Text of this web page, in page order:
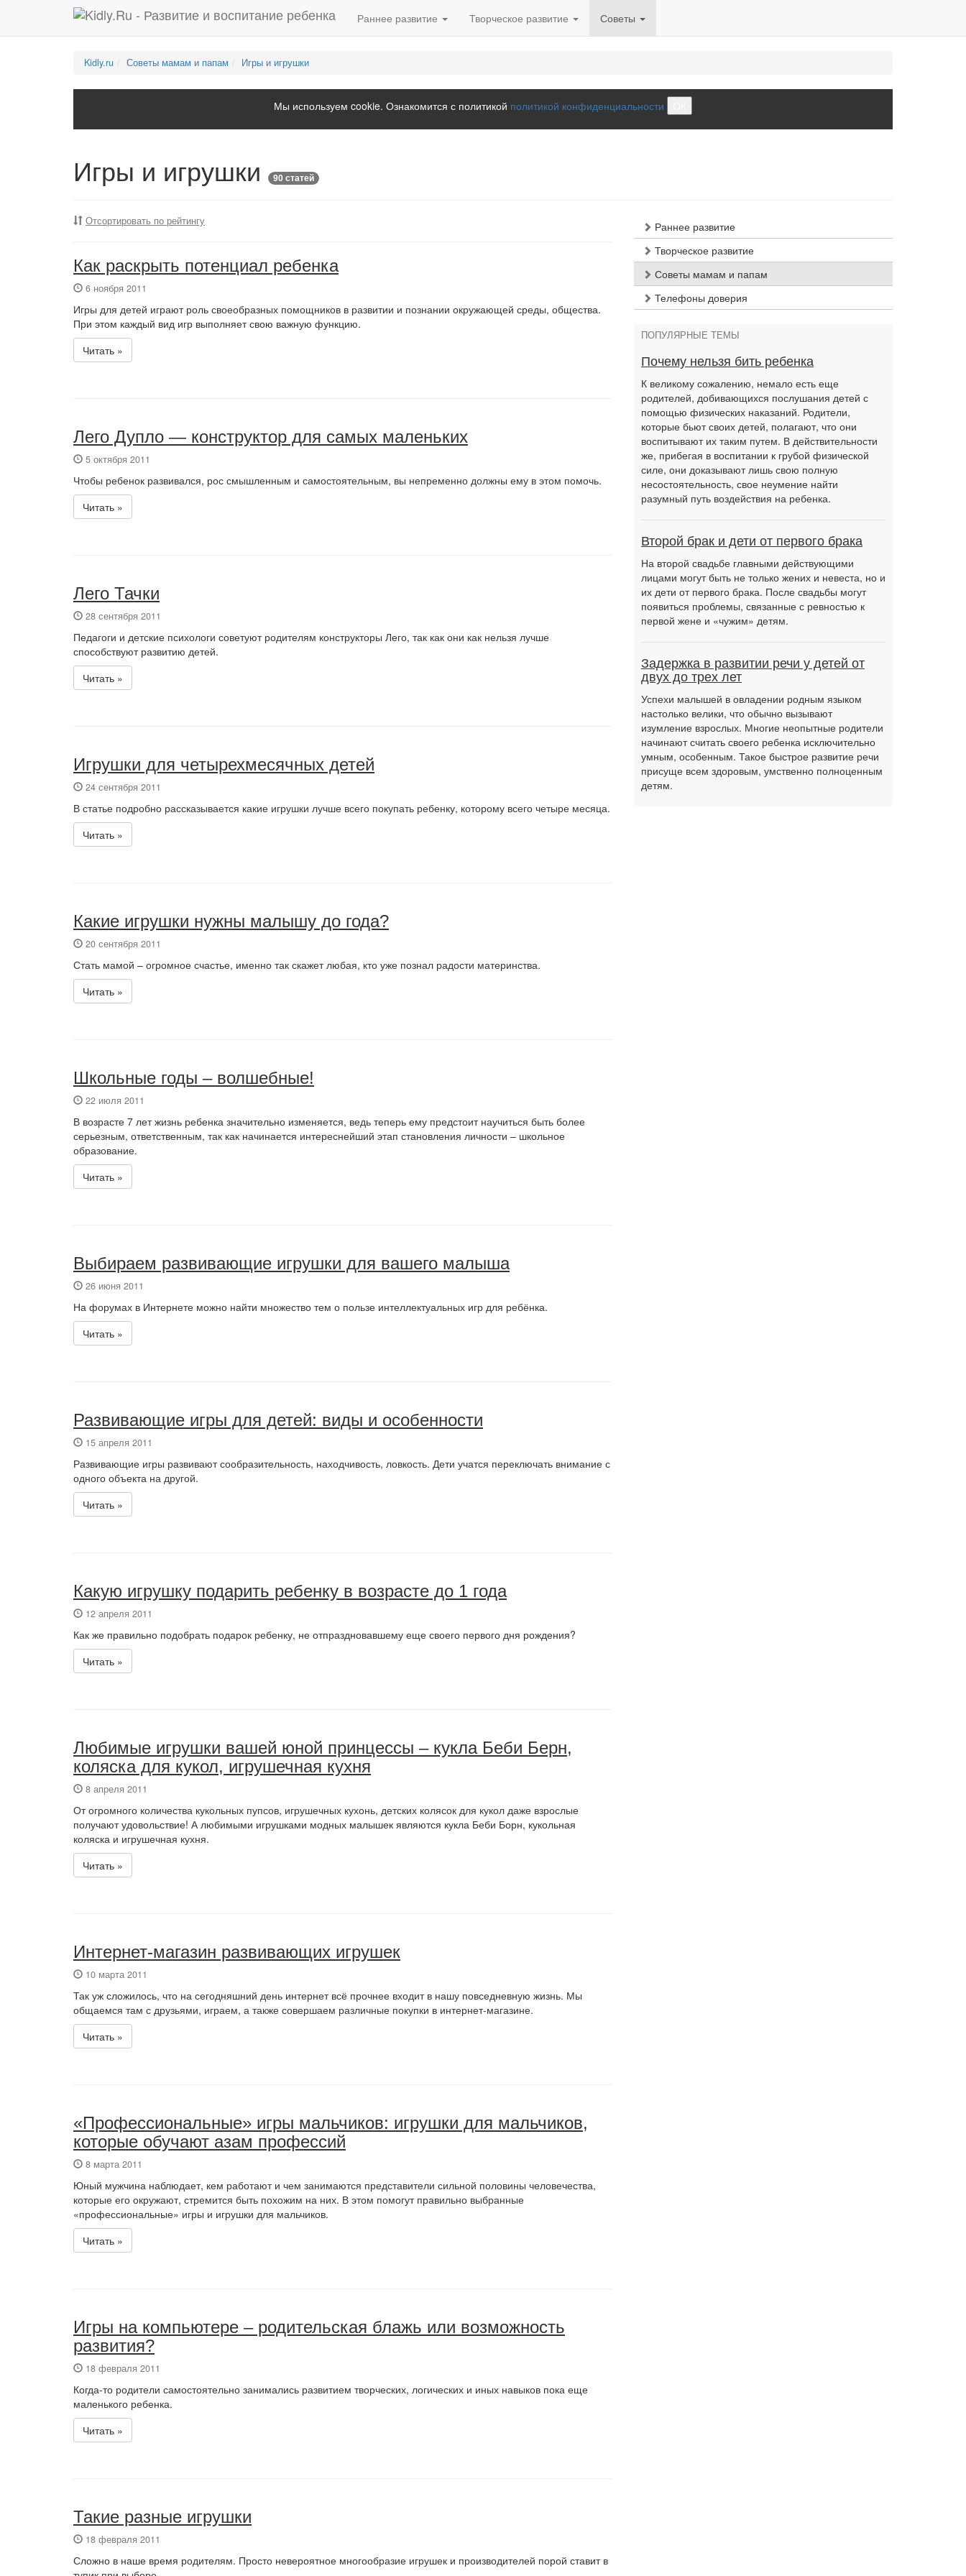
Раннее развитие Творческое развитие Советы
Kidly.ru Советы мамам и папам Игры и игрушки
Мы используем cookie. Ознакомится с политикой политикой конфиденциальности
Игры и игрушки 90 статей
Отсортировать по рейтингу
Как раскрыть потенциал ребенка
6 ноября 2011
Игры для детей играют роль своеобразных помощников в развитии и познании окружающей среды, общества.
При этом каждый вид игр выполняет свою важную функцию.
Читать »
Лего Дупло — конструктор для самых маленьких
5 октября 2011
Чтобы ребенок развивался, рос смышленным и самостоятельным, вы непременно должны ему в этом помочь.
Читать »
Лего Тачки
28 сентября 2011
Педагоги и детские психологи советуют родителям конструкторы Лего, так как они как нельзя лучше
способствуют развитию детей.
Читать »
Игрушки для четырехмесячных детей
24 сентября 2011
В статье подробно рассказывается какие игрушки лучше всего покупать ребенку, которому всего четыре месяца.
Читать »
Какие игрушки нужны малышу до года?
20 сентября 2011
Стать мамой – огромное счастье, именно так скажет любая, кто уже познал радости материнства.
Читать »
Школьные годы – волшебные!
22 июля 2011
В возрасте 7 лет жизнь ребенка значительно изменяется, ведь теперь ему предстоит научиться быть более
серьезным, ответственным, так как начинается интереснейший этап становления личности – школьное
образование.
Читать »
Выбираем развивающие игрушки для вашего малыша
26 июня 2011
На форумах в Интернете можно найти множество тем о пользе интеллектуальных игр для ребёнка.
Читать »
Развивающие игры для детей: виды и особенности
15 апреля 2011
Развивающие игры развивают сообразительность, находчивость, ловкость. Дети учатся переключать внимание с
одного объекта на другой.
Читать »
Какую игрушку подарить ребенку в возрасте до 1 года
12 апреля 2011
Как же правильно подобрать подарок ребенку, не отпраздновавшему еще своего первого дня рождения?
Читать »
Любимые игрушки вашей юной принцессы – кукла Беби Берн,
коляска для кукол, игрушечная кухня
8 апреля 2011
От огромного количества кукольных пупсов, игрушечных кухонь, детских колясок для кукол даже взрослые
получают удовольствие! А любимыми игрушками модных малышек являются кукла Беби Борн, кукольная
коляска и игрушечная кухня.
Читать »
Интернет-магазин развивающих игрушек
10 марта 2011
Так уж сложилось, что на сегодняшний день интернет всё прочнее входит в нашу повседневную жизнь. Мы
общаемся там с друзьями, играем, а также совершаем различные покупки в интернет-магазине.
Читать »
«Профессиональные» игры мальчиков: игрушки для мальчиков,
которые обучают азам профессий
8 марта 2011
Юный мужчина наблюдает, кем работают и чем занимаются представители сильной половины человечества,
которые его окружают, стремится быть похожим на них. В этом помогут правильно выбранные
«профессиональные» игры и игрушки для мальчиков.
Читать »
Игры на компьютере – родительская блажь или возможность
развития?
18 февраля 2011
Когда-то родители самостоятельно занимались развитием творческих, логических и иных навыков пока еще
маленького ребенка.
Читать »
Такие разные игрушки
18 февраля 2011
Сложно в наше время родителям. Просто невероятное многообразие игрушек и производителей порой ставит в
Раннее развитие
Творческое развитие
Советы мамам и папам
Телефоны доверия
ПОПУЛЯРНЫЕ ТЕМЫ
Почему нельзя бить ребенка
К великому сожалению, немало есть еще
родителей, добивающихся послушания детей с
помощью физических наказаний. Родители,
которые бьют своих детей, полагают, что они
воспитывают их таким путем. В действительности
же, прибегая в воспитании к грубой физической
силе, они доказывают лишь свою полную
несостоятельность, свое неумение найти
разумный путь воздействия на ребенка.
Второй брак и дети от первого брака
На второй свадьбе главными действующими
лицами могут быть не только жених и невеста, но и
их дети от первого брака. После свадьбы могут
появиться проблемы, связанные с ревностью к
первой жене и «чужим» детям.
Задержка в развитии речи у детей от
двух до трех лет
Успехи малышей в овладении родным языком
настолько велики, что обычно вызывают
изумление взрослых. Многие неопытные родители
начинают считать своего ребенка исключительно
умным, особенным. Такое быстрое развитие речи
присуще всем здоровым, умственно полноценным
детям.